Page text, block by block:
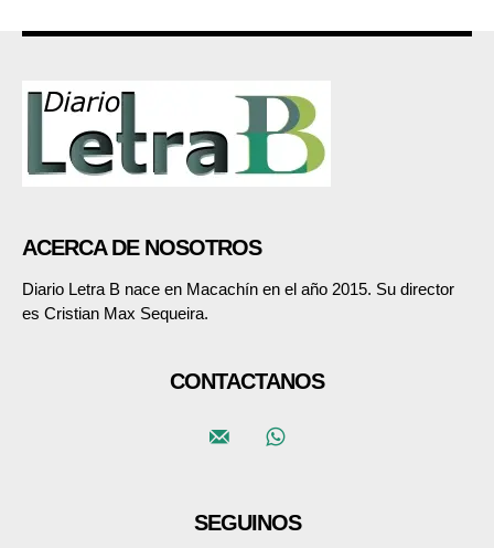
ACERCA DE NOSOTROS
Diario Letra B nace en Macachín en el año 2015. Su director
es Cristian Max Sequeira.
CONTACTANOS
SEGUINOS